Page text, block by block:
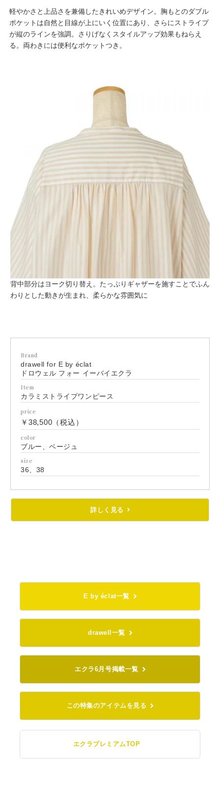
軽やかさと上品さを兼備したきれいめデザイン。胸もとのダブル
ポケットは自然と目線が上にいく位置にあり、さらにストライプ
が縦のラインを強調。さりげなくスタイルアップ効果もねらえ
る。両わきには便利なポケットつき。
背中部分はヨーク切り替え。たっぷりギャザーを施すことでふん
わりとした動きが生まれ、柔らかな雰囲気に
Brand
drawell for E by éclat
ドロウェル フォー イーバイエクラ
Item
カラミストライプワンピース
price
￥38,500（税込）
color
ブルー、ベージュ
size
36、38
詳しく見る
E by éclat一覧
drawell一覧
エクラ6月号掲載一覧
この特集のアイテムを見る
エクラプレミアムTOP